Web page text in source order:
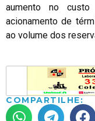
aumento no
acionamento de
ao volume dos
COMPARTILHE: